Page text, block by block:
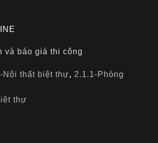
báo giá thi công
Nội thất biệt thự, 2.1.1-Phòng
thự